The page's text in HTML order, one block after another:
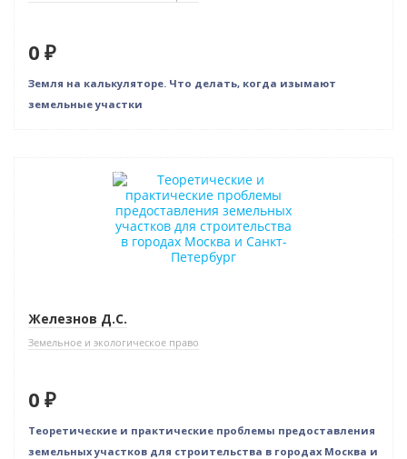
0 ₽
Земля на калькуляторе. Что делать, когда изымают
земельные участки
Нет в наличии
Железнов Д.С.
Земельное и экологическое право
0 ₽
Теоретические и практические проблемы предоставления
земельных участков для строительства в городах Москва и